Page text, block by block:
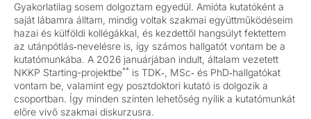
Gyakorlatilag sosem dolgoztam egyedül. Amióta kutatóként a
saját lábamra álltam, mindig voltak szakmai együttműködéseim
hazai és külföldi kollégákkal, és kezdettől hangsúlyt fektettem
az utánpótlás‑nevelésre is, így számos hallgatót vontam be a
kutatómunkába. A 2026 januárjában indult, általam vezetett
NKKP Starting-projektbe** is TDK‑, MSc‑ és PhD‑hallgatókat
vontam be, valamint egy posztdoktori kutató is dolgozik a
csoportban. Így minden szinten lehetőség nyílik a kutatómunkát
előre vivő szakmai diskurzusra.